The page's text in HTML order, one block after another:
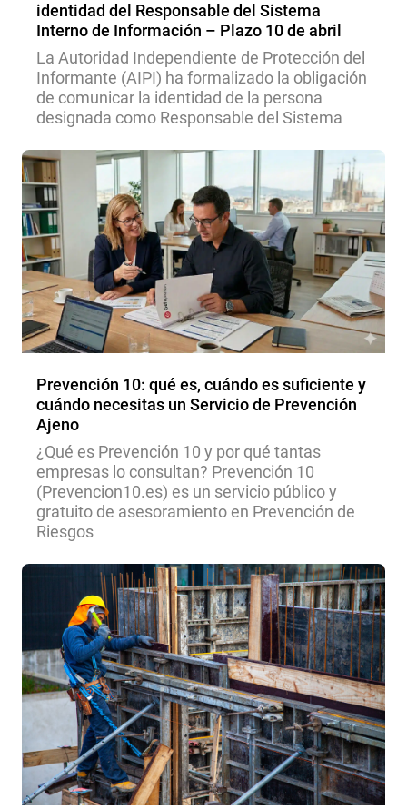
identidad del Responsable del Sistema
Interno de Información – Plazo 10 de abril
La Autoridad Independiente de Protección del
Informante (AIPI) ha formalizado la obligación
de comunicar la identidad de la persona
designada como Responsable del Sistema
Prevención 10: qué es, cuándo es suficiente y
cuándo necesitas un Servicio de Prevención
Ajeno
¿Qué es Prevención 10 y por qué tantas
empresas lo consultan? Prevención 10
(Prevencion10.es) es un servicio público y
gratuito de asesoramiento en Prevención de
Riesgos